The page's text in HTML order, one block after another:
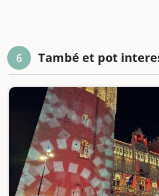
6 També et pot